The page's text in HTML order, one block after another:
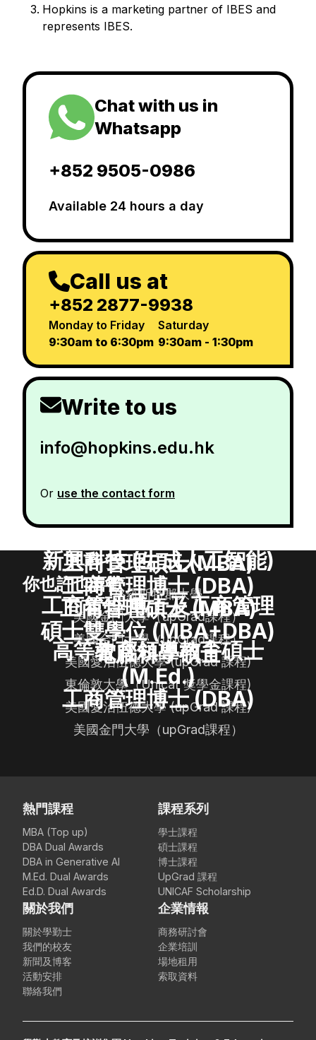
Hopkins is a marketing partner of IBES and
represents IBES.
Chat with us in
Whatsapp
+852 9505-0986
Available 24 hours a day
Call us at
+852 2877-9938
Monday to Friday
9:30am to 6:30pm
Saturday
9:30am - 1:30pm
Write to us
info@hopkins.edu.hk
Or use the contact form
你也許也喜歡
工商管理碩士(MBA)
格羅斯特郡大學
新興科技 (生成人工智能)
工商管理博士 (DBA)
美國金門大學（upGrad課程）
工商管理碩士 (MBA)
美國金門大學（upGrad課程）
工商管理博士及工商管理
碩士雙學位 (MBA+DBA)
美國愛治伍德大學 (upGrad 課程)
電腦科學碩士
東倫敦大學（Unicaf 獎學金課程)
高等教育領導教育碩士
(M.Ed.)
美國愛治伍德大學 (upGrad 課程)
工商管理博士 (DBA)
美國金門大學（upGrad課程）
熱門課程
MBA (Top up)
DBA Dual Awards
DBA in Generative AI
M.Ed. Dual Awards
Ed.D. Dual Awards
課程系列
學士課程
碩士課程
博士課程
UpGrad 課程
UNICAF Scholarship
關於我們
關於學勤士
我們的校友
新聞及博客
活動安排
聯絡我們
企業情報
商務研討會
企業培訓
場地租用
索取資料